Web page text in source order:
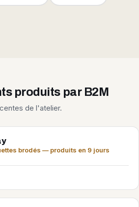
produits par B2M
de l'atelier.
brodés — produits en 9 jours